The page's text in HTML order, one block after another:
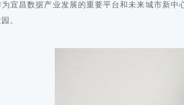
宜昌数据产业发展的重要平台和未来城市新
。